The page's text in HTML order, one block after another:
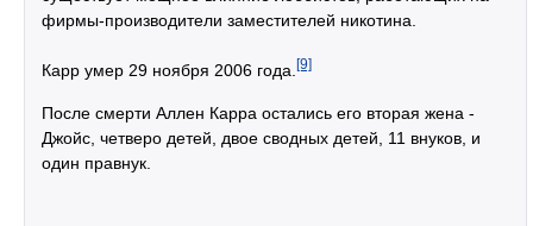
фирмы-производители заместителей никотина.
Карр умер 29 ноября 2006 года. [9]
После смерти Аллен Карра остались его вторая жена -
Джойс, четверо детей, двое сводных детей, 11 внуков, и
один правнук.